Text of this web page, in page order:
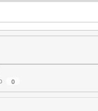
0